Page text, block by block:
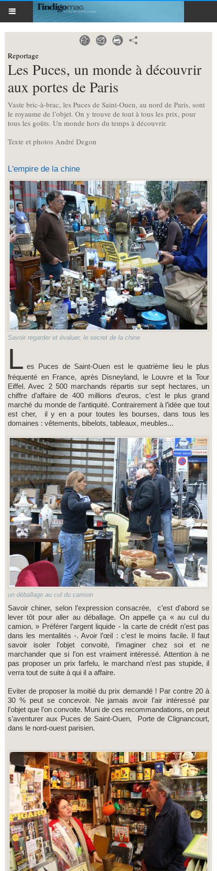
Reportage
Les Puces, un monde à découvrir
aux portes de Paris
Vaste bric-à-brac, les Puces de Saint-Ouen, au nord de Paris, sont
le royaume de l’objet. On y trouve de tout à tous les prix, pour
tous les goûts. Un monde hors du temps à découvrir.
Texte et photos André Degon
L'empire de la chine
Savoir regarder et évaluer, le secret de la chine
L es Puces de Saint-Ouen est le quatrième lieu le plus
fréquenté en France, après Disneyland, le Louvre et la Tour
Eiffel. Avec 2 500 marchands répartis sur sept hectares, un
chiffre d’affaire de 400 millions d’euros, c’est le plus grand
marché du monde de l’antiquité. Contrairement à l’idée que tout
est cher, il y en a pour toutes les bourses, dans tous les
domaines : vêtements, bibelots, tableaux, meubles...
un déballage au cul du camion
Savoir chiner, selon l’expression consacrée, c’est d’abord se
lever tôt pour aller au déballage. On appelle ça « au cul du
camion. » Préférer l’argent liquide - la carte de crédit n’est pas
dans les mentalités -. Avoir l’œil : c’est le moins facile. Il faut
savoir isoler l’objet convoité, l’imaginer chez soi et ne
marchander que si l’on est vraiment intéressé. Attention à ne
pas proposer un prix farfelu, le marchand n’est pas stupide, il
verra tout de suite à qui il a affaire.
Eviter de proposer la moitié du prix demandé ! Par contre 20 à
30 % peut se concevoir. Ne jamais avoir l’air intéressé par
l’objet que l’on convoite. Muni de ces recommandations, on peut
s’aventurer aux Puces de Saint-Ouen, Porte de Clignancourt,
dans le nord-ouest parisien.